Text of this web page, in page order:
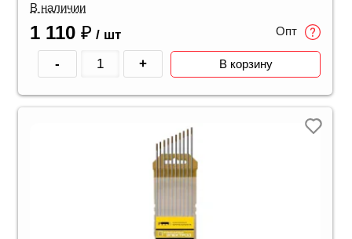
В наличии
1 110 ₽ / шт Опт
- + В корзину